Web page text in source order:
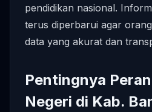
pendidikan nasional.
terus diperbarui agar
data yang akurat dan
Pentingnya
Negeri di Kab.